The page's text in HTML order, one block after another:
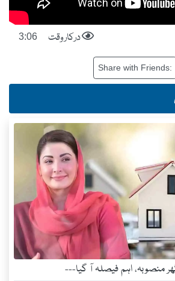
درکار وقت 3:06
Share with Friends:
منصوبہ، اہم فیصلہ آ گیا---